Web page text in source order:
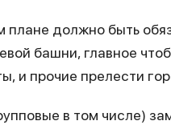
плане должно быть
башни, главное
и прочие прелести
в том числе)